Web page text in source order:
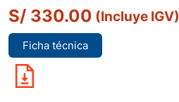
S/ 330.00 (Incluye IGV)
Ficha técnica